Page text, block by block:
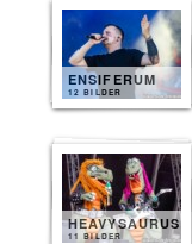
ENSIFERUM
12 BILDER
HEAVYSAURUS
11 BILDER